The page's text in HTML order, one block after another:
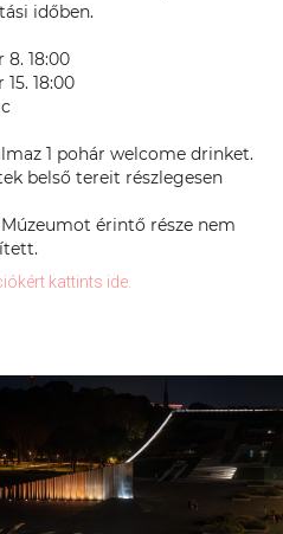
időben.
8. 18:00
18:00
1 pohár welcome drinket.
belső tereit részlegesen
érintő része nem
kattints ide.